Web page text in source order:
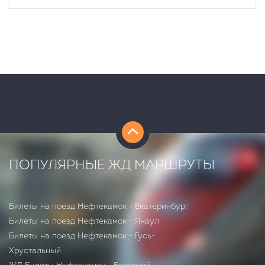
ПОПУЛЯРНЫЕ ЖД МАРШРУТЫ
Билеты на поезд Нефтекамск - Екатеринбург
Билеты на поезд Нефтекамск - Янаул
Билеты на поезд Нефтекамск - Гусь-
Хрустальный